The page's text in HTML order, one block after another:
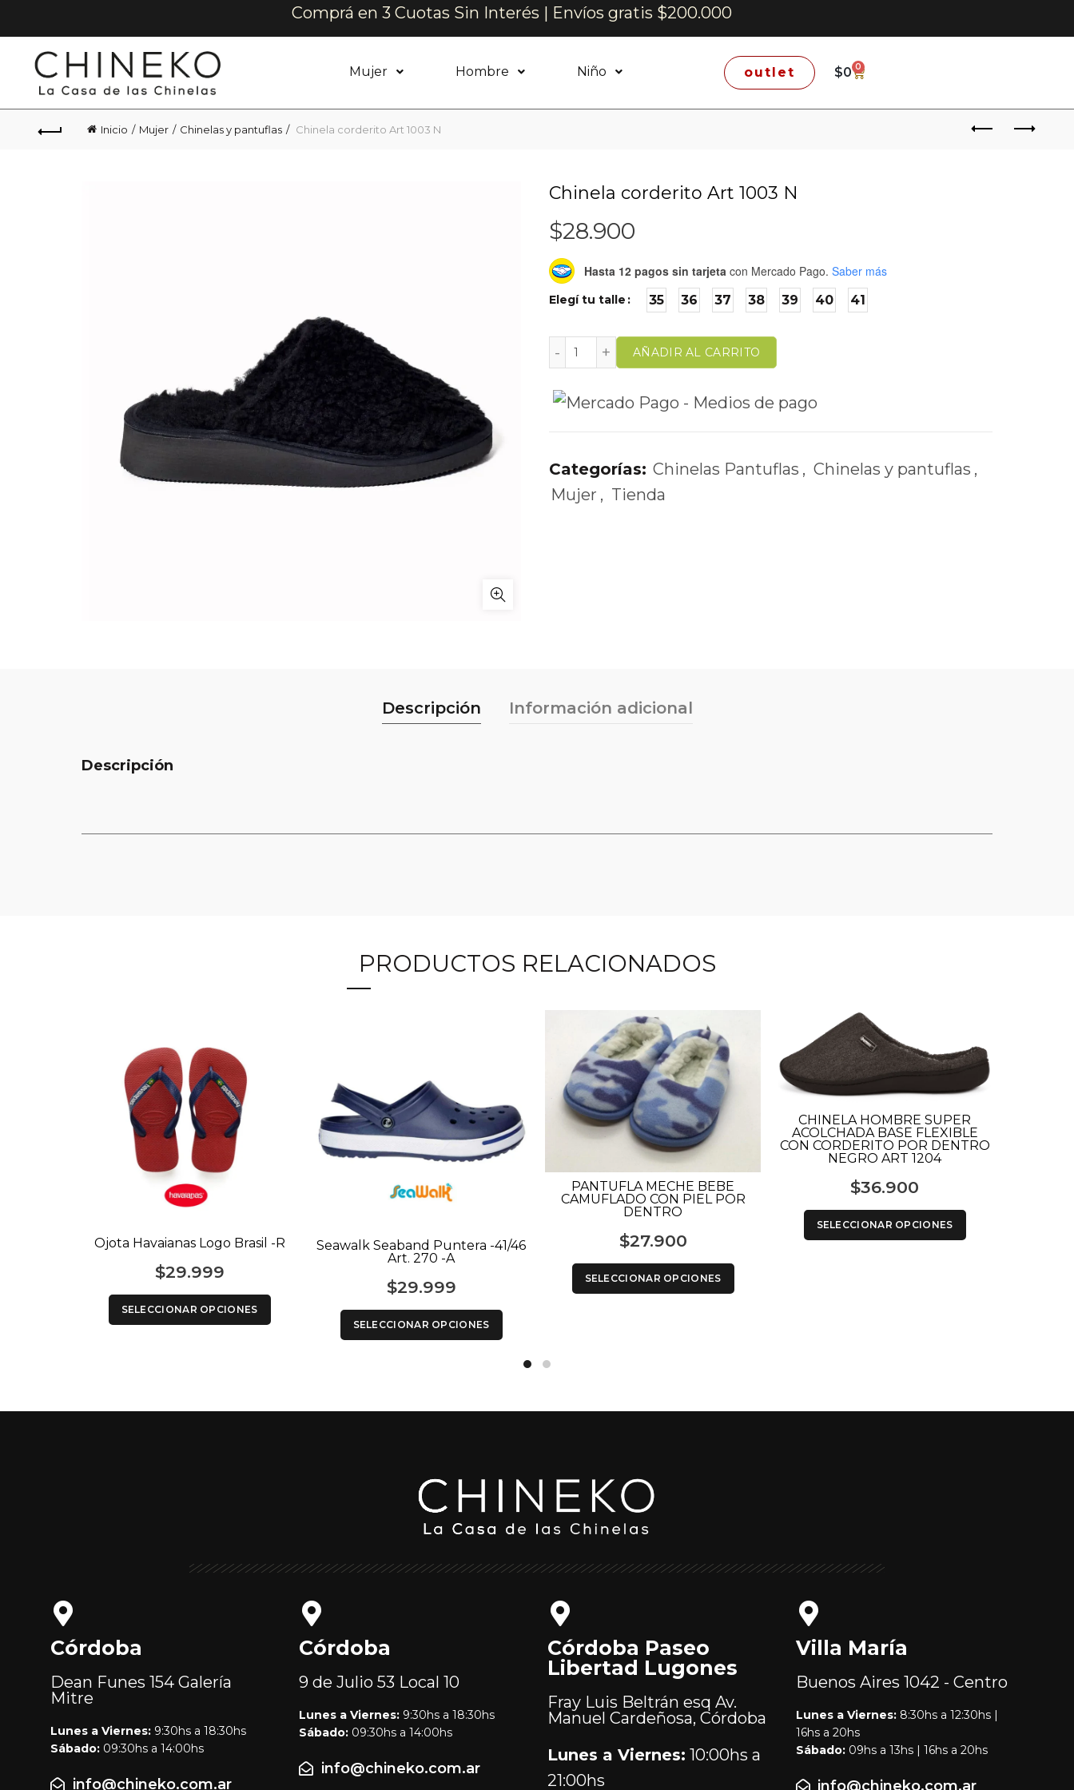
Comprá en 3 Cuotas Sin Interés | Envíos gratis $200.000
Mujer Hombre Niño outlet $0 0
Inicio Mujer Chinelas y pantuflas Chinela corderito Art 1003 N
Chinela corderito Art 1003 N
$28.900
Hasta 12 pagos sin tarjeta con Mercado Pago. Saber más
Elegí tu talle 35 36 37 38 39 40 41
AÑADIR AL CARRITO
Categorías: Chinelas Pantuflas , Chinelas y pantuflas ,
Mujer , Tienda
Descripción Información adicional
Descripción
PRODUCTOS RELACIONADOS
Ojota Havaianas Logo Brasil -R
$29.999
SELECCIONAR OPCIONES
Seawalk Seaband Puntera -41/46
Art. 270 -A
$29.999
SELECCIONAR OPCIONES
PANTUFLA MECHE BEBE
CAMUFLADO CON PIEL POR
DENTRO
$27.900
SELECCIONAR OPCIONES
CHINELA HOMBRE SUPER
ACOLCHADA BASE FLEXIBLE
CON CORDERITO POR DENTRO
NEGRO ART 1204
$36.900
SELECCIONAR OPCIONES
Córdoba
Dean Funes 154Galería
Mitre
Lunes a Viernes: 9:30hs a 18:30hs
Sábado: 09:30hs a 14:00hs
info@chineko.com.ar
Córdoba
9 de Julio 53 Local 10
Lunes a Viernes: 9:30hs a 18:30hs
Sábado: 09:30hs a 14:00hs
info@chineko.com.ar
Córdoba Paseo
Libertad Lugones
Fray Luis Beltrán esq Av.
Manuel Cardeñosa, Córdoba
Lunes a Viernes: 10:00hs a
21:00hs
Villa María
Buenos Aires 1042 - Centro
Lunes a Viernes:8:30hs a 12:30hs |
16hs a 20hs
Sábado:09hs a 13hs | 16hs a 20hs
info@chineko.com.ar